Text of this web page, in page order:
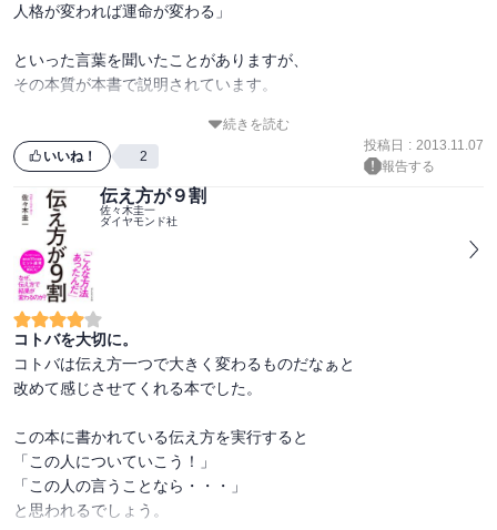
人格が変われば運命が変わる」
といった言葉を聞いたことがありますが、
その本質が本書で説明されています。
自分の「思い(心)」ひとつで、
自分の人生が大きく変容するのです。
そうした当たり前のことのように思えて
つい見落としがちなことをこの本は気付かせてくれます。
ぜひ一度読んでみてください。
続きを読む
いいね！ 2
投稿日 : 2013.11.07
報告する
伝え方が９割
佐々木圭一
ダイヤモンド社
コトバを大切に。
コトバは伝え方一つで大きく変わるものだなぁと
改めて感じさせてくれる本でした。
この本に書かれている伝え方を実行すると
「この人についていこう！」
「この人の言うことなら・・・」
と思われるでしょう。